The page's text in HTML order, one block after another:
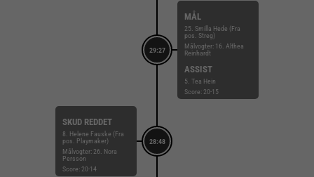
29:27
MÅL
25. Smilla Hede (Fra
pos. Streg)
Målvogter: 16. Althea
Reinhardt
ASSIST
5. Tea Hein
Score: 20-15
28:48
SKUD REDDET
8. Helene Fauske (Fra
pos. Playmaker)
Målvogter: 26. Nora
Persson
Score: 20-14